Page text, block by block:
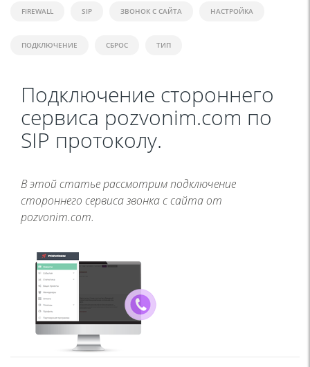
FIREWALL SIP ЗВОНОК С САЙТА НАСТРОЙКА
ПОДКЛЮЧЕНИЕ СБРОС ТИП
Подключение стороннего
сервиса pozvonim.com по
SIP протоколу.
В этой статье рассмотрим подключение
стороннего сервиса звонка с сайта от
pozvonim.com.